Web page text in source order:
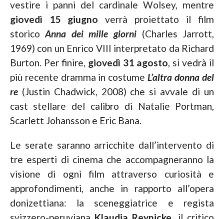
vestire i panni del cardinale Wolsey, mentre
giovedì 15 giugno verrà proiettato il film
storicoAnna dei mille giorni (Charles Jarrott,
1969) con un Enrico VIII interpretato da Richard
Burton. Per finire, giovedì 31 agosto, si vedrà il
più recente dramma in costumeL’altra donna del
re (Justin Chadwick, 2008) che si avvale di un
cast stellare del calibro di Natalie Portman,
Scarlett Johansson e Eric Bana.
Le serate saranno arricchite dall’intervento di
tre esperti di cinema che accompagneranno la
visione di ogni film attraverso curiosità e
approfondimenti, anche in rapporto all’opera
donizettiana: la sceneggiatrice e regista